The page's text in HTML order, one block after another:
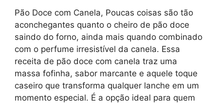
Pão Doce com Canela, Poucas coisas são tão
aconchegantes quanto o cheiro de pão doce
saindo do forno, ainda mais quando combinado
com o perfume irresistível da canela. Essa
receita de pão doce com canela traz uma
massa fofinha, sabor marcante e aquele toque
caseiro que transforma qualquer lanche em um
momento especial. É a opção ideal para quem